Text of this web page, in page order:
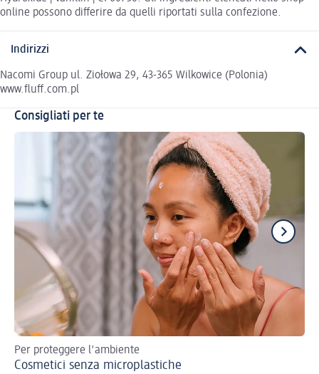
online possono differire da quelli riportati sulla confezione.
Indirizzi
Nacomi Group ul. Ziołowa 29, 43-365 Wilkowice (Polonia)
www.fluff.com.pl
Consigliati per te
Per proteggere l'ambiente
Cosmetici senza microplastiche